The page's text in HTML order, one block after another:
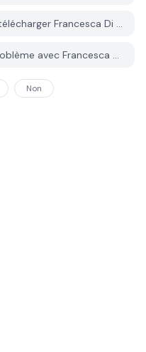
Ai-je besoin d'un compte pour télécharger Francesca Di Benedetto depuis PGYER APK HUB?
Comment puis-je signaler un problème avec Francesca Di Benedetto sur PGYER APK HUB?
Non